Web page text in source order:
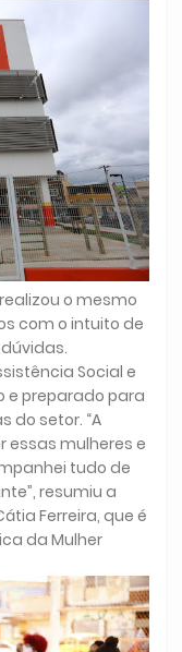
o mesmo
com o intuito de
Social e
e preparado para
do setor. “A
mulheres e
tudo de
resumiu a
Ferreira, que é
da Mulher